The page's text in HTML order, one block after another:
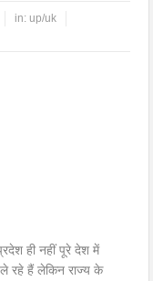
in: up/uk
ही नहीं पूरे देश में
रहे हैं लेकिन राज्य के